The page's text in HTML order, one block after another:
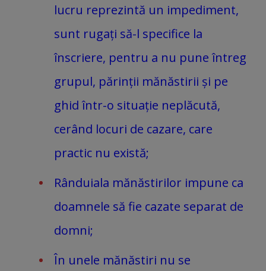
lucru reprezintă un impediment,
sunt rugați să-l specifice la
înscriere, pentru a nu pune întreg
grupul, părinții mănăstirii și pe
ghid într-o situație neplăcută,
cerând locuri de cazare, care
practic nu există;
Rânduiala mănăstirilor impune ca
doamnele să fie cazate separat de
domni;
În unele mănăstiri nu se